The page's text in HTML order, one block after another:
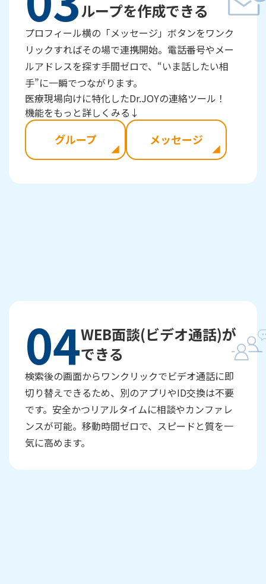
ループを作成できる
プロフィール横の「メッセージ」ボタンをワンク
リックすればその場で連携開始。電話番号やメー
ルアドレスを探す手間ゼロで、“いま話したい相
手”に一瞬でつながります。
医療現場向けに特化したDr.JOYの連絡ツール！
機能をもっと詳しくみる↓
グループ
network_cell
メッセージ
network_cell
04WEB面談(ビデオ通話)が
できる
検索後の画面からワンクリックでビデオ通話に即
切り替えできるため、別のアプリやID交換は不要
です。安全かつリアルタイムに相談やカンファレ
ンスが可能。移動時間ゼロで、スピードと質を一
気に高めます。